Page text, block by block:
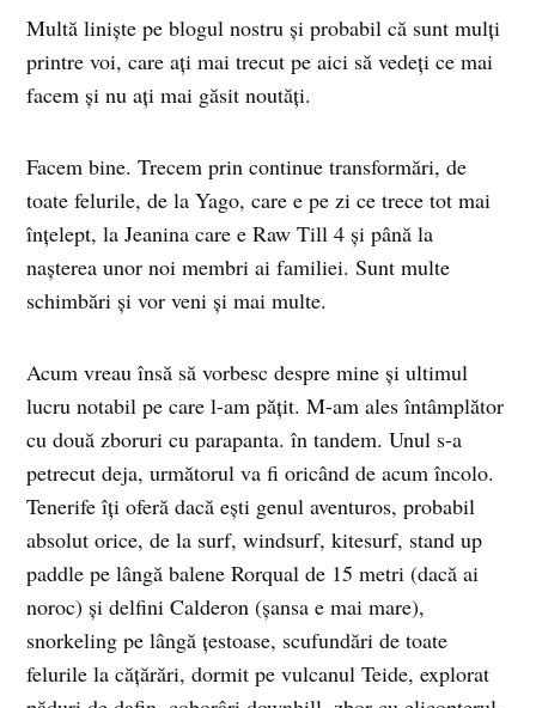
Multă liniște pe blogul nostru și probabil că sunt mulți
printre voi, care ați mai trecut pe aici să vedeți ce mai
facem și nu ați mai găsit noutăți.
Facem bine. Trecem prin continue transformări, de
toate felurile, de la Yago, care e pe zi ce trece tot mai
înțelept, la Jeanina care e Raw Till 4 și până la
nașterea unor noi membri ai familiei. Sunt multe
schimbări și vor veni și mai multe.
Acum vreau însă să vorbesc despre mine și ultimul
lucru notabil pe care l-am pățit. M-am ales întâmplător
cu două zboruri cu parapanta. în tandem. Unul s-a
petrecut deja, următorul va fi oricând de acum încolo.
Tenerife îți oferă dacă ești genul aventuros, probabil
absolut orice, de la surf, windsurf, kitesurf, stand up
paddle pe lângă balene Rorqual de 15 metri (dacă ai
noroc) și delfini Calderon (șansa e mai mare),
snorkeling pe lângă țestoase, scufundări de toate
felurile la cățărări, dormit pe vulcanul Teide, explorat